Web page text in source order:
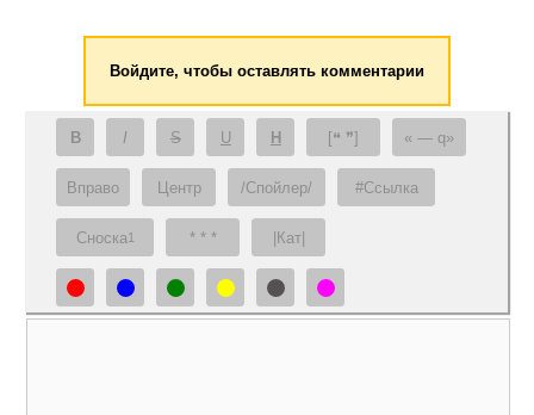
Войдите, чтобы оставлять комментарии
B I S U H [❝ ❞] — q
Вправо Центр /Спойлер/ #Ссылка
Сноска1 * * * |Кат|